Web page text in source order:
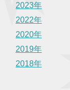
2023年
2022年
2020年
2019年
2018年